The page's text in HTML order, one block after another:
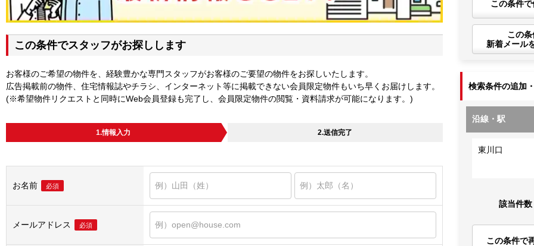
この条件でスタッフがお探しします
お客様のご希望の物件を、経験豊かな専門スタッフがお客様のご要望の物件をお探しいたします。
広告掲載前の物件、住宅情報誌やチラシ、インターネット等に掲載できない会員限定物件もいち早くお届けします。
(※希望物件リクエストと同時にWeb会員登録も完了し、会員限定物件の閲覧・資料請求が可能になります。)
1.情報入力 2.送信完了
お名前 必須
メールアドレス 必須
この条件
この
新着メール
検索条件の追加
沿線・駅
東川口
該当件数
この条件で